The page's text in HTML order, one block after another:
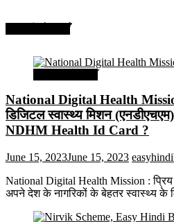
National Digital Health
डिजिटल स्वास्थ्य मिशन
NDHM Health Id Card ?
June 15, 2023June 15, 2023
National Digital Health Mission :
अपने देश के नागरिकों के बेहतर स्वास्थ्य के